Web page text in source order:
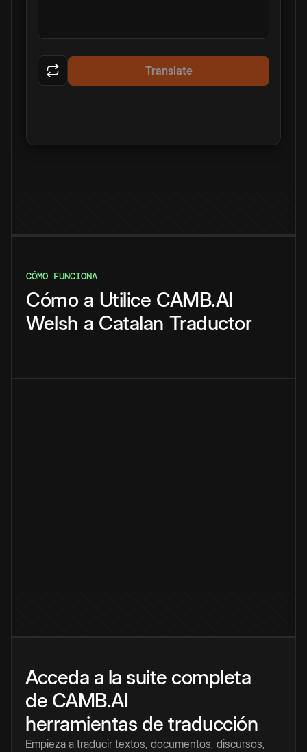
Translate
CÓMO FUNCIONA
Cómo a Utilice CAMB.AI
Welsh a Catalan Traductor
Acceda a la suite completa
de CAMB.AI
herramientas de traducción
Empieza a traducir textos, documentos, discursos,